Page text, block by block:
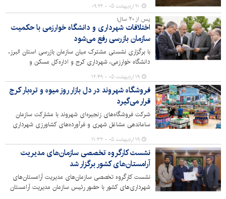
۲۰ اردیبهشت ۰۵ - ۰۹:۲۲
پس از ۲۰ سال؛
اختلافات شهرداری و دانشگاه خوارزمی با حکمیت
سازمان بازرسی رفع می‌شود
با برگزاری نشستی مشترک میان سازمان بازرسی استان البرز،
دانشگاه خوارزمی، شهرداری کرج و اداره‌کل مسکن و
شهرسازی، بخش مهمی از اختلافات دو دهه‌ای میان
دستگاه‌های شهری و دانشگاهی در کرج وارد مرحله تعیین‌
تکلیف شد.
۱۹ اردیبهشت ۰۵ - ۱۲:۴۹
فروشگاه شهروند در دل بازار روز میوه و تره‌بار کرج
قرار می‌گیرد
شرکت فروشگاه‌های زنجیره‌ای شهروند با مشارکت سازمان
ساماندهی مشاغل شهری و فرآورده‌های کشاورزی شهرداری
کرج در یکی از بازارهای روز میوه و تره‌بار برای ارائه خدمات به
شهروندان فروشگاه احداث خواهد کرد.
۱۹ اردیبهشت ۰۵ - ۱۱:۳۲
نشست کارگروه تخصصی سازمان‌های مدیریت
آرامستان‌های کشور برگزار شد
نشست کارگروه تخصصی سازمان‌های مدیریت آرامستان‌های
شهرداری‌های کشور با حضور رئیس سازمان مدیریت آرامستان